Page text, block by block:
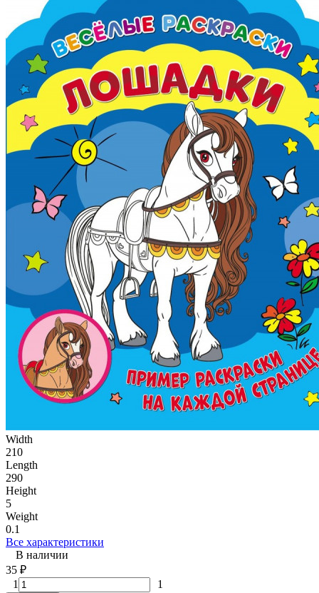
Width
210
Length
290
Height
5
Weight
0.1
Все характеристики
В наличии
35 ₽
1
1